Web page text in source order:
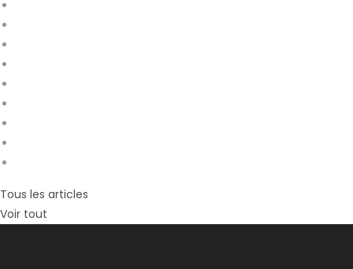
Tous les articles
Voir tout